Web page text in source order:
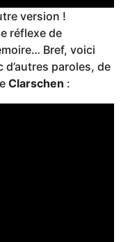
version !
réflexe de
Bref, voici
paroles, de
Clarschen :